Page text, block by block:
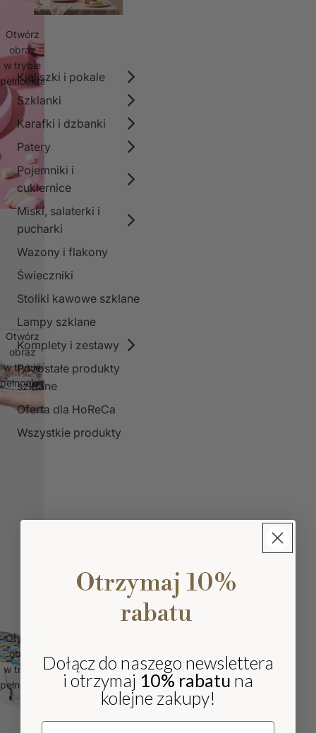
Kieliszki i pokale
Szklanki
Karafki i dzbanki
Patery
Pojemniki i
cukiernice
Miski, salaterki i
pucharki
Wazony i flakony
Świeczniki
Stoliki kawowe szklane
Lampy szklane
Komplety i zestawy
Pozostałe produkty
szklane
Oferta dla HoReCa
Wszystkie produkty
Otwórz
obraz
w trybie
pełnoekranowym
Otwórz
obraz
w trybie
pełnoekranowym
Otwórz
obraz
w trybie
pełnoekranowym
Otrzymaj 10%
rabatu
Dołącz do naszego newslettera
i otrzymaj 10% rabatu na
kolejne zakupy!
Email